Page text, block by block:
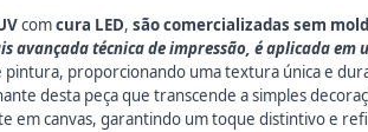
comcura LED, são comercializadas sem
avançada técnica de impressão, é aplicada em
pintura, proporcionando uma textura única e
desta peça que transcende a simples
em canvas, garantindo um toque distintivo e